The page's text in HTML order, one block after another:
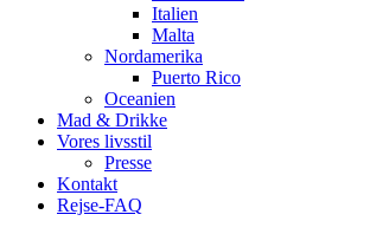
Italien
Malta
Nordamerika
Puerto Rico
Oceanien
Mad & Drikke
Vores livsstil
Presse
Kontakt
Rejse-FAQ